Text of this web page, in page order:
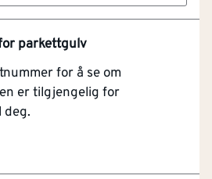
parkettgulv
for å se om
er tilgjengelig for
deg.